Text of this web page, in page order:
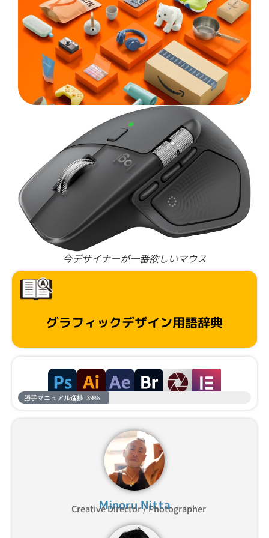
今デザイナーが一番欲しいマウス
グラフィックデザイン用語辞典
勝手マニュアル進捗 39%
Minoru Nitta
Creative Director / Photographer